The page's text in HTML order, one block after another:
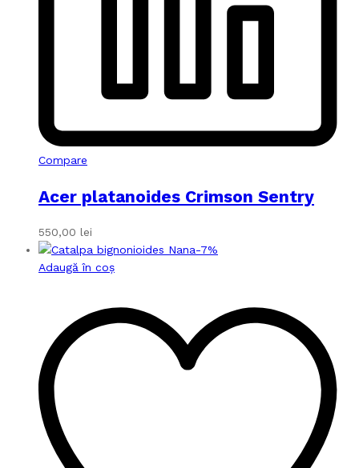
Compare
Acer platanoides Crimson Sentry
550,00 lei
-7%
Adaugă în coș